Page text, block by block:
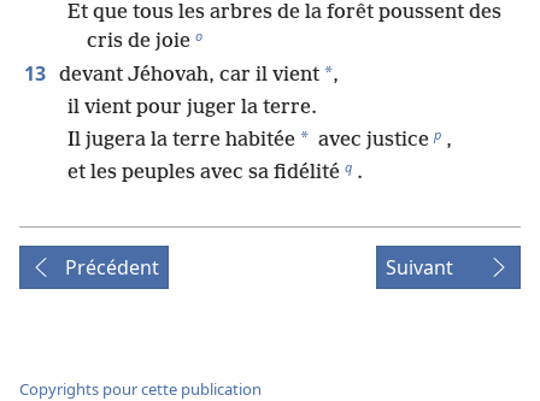
Et que tous les arbres de la forêt poussent des
cris de joie o
13 devant Jéhovah, car il vient *,
il vient pour juger la terre.
Il jugera la terre habitée * avec justice p ,
et les peuples avec sa fidélité q .
Précédent Suivant
Copyrights pour cette publication